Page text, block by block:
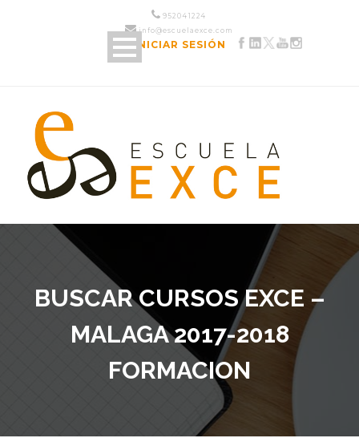
952 04 12 24
info@escuelaexce.com
INICIAR SESIÓN
BUSCAR CURSOS EXCE –
MALAGA 2017-2018
FORMACION